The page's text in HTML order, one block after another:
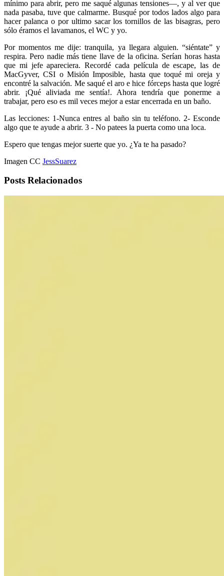
mínimo para abrir, pero me saqué algunas tensiones—, y al ver que
nada pasaba, tuve que calmarme. Busqué por todos lados algo para
hacer palanca o por ultimo sacar los tornillos de las bisagras, pero
sólo éramos el lavamanos, el WC y yo.
Por momentos me dije: tranquila, ya llegara alguien. “siéntate” y
respira. Pero nadie más tiene llave de la oficina. Serían horas hasta
que mi jefe apareciera. Recordé cada película de escape, las de
MacGyver, CSI o Misión Imposible, hasta que toqué mi oreja y
encontré la salvación. Me saqué el aro e hice fórceps hasta que logré
abrir. ¡Qué aliviada me sentía!. Ahora tendría que ponerme a
trabajar, pero eso es mil veces mejor a estar encerrada en un baño.
Las lecciones: 1-Nunca entres al baño sin tu teléfono. 2- Esconde
algo que te ayude a abrir. 3 - No patees la puerta como una loca.
Espero que tengas mejor suerte que yo. ¿Ya te ha pasado?
Imagen CC JessSuarez
Posts Relacionados